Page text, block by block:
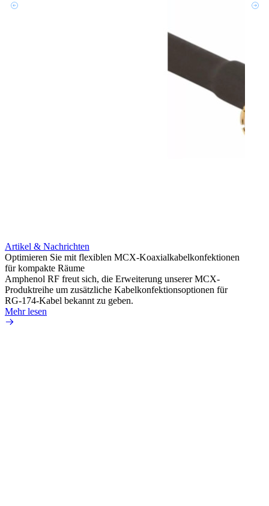
Artikel & Nachrichten
Optimieren Sie mit flexiblen MCX-Koaxialkabelkonfektionen
für kompakte Räume
Amphenol RF freut sich, die Erweiterung unserer MCX-
Produktreihe um zusätzliche Kabelkonfektionsoptionen für
RG-174-Kabel bekannt zu geben.
Mehr lesen